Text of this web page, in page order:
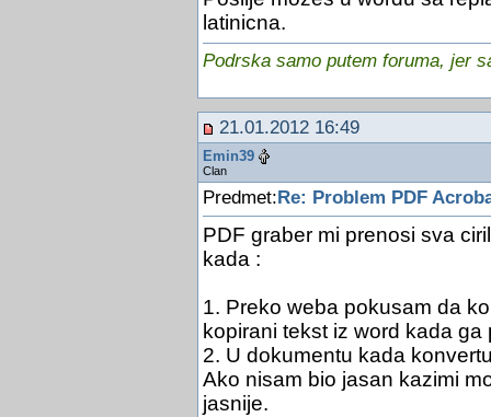
latinicna.
Podrska samo putem foruma, jer
21.01.2012 16:49
Emin39
Clan
Predmet: Re: Problem PDF
PDF graber mi prenosi sva
kada :
1. Preko weba pokusam da
kopirani tekst iz word kada
2. U dokumentu kada
Ako nisam bio jasan kazimi
jasnije.